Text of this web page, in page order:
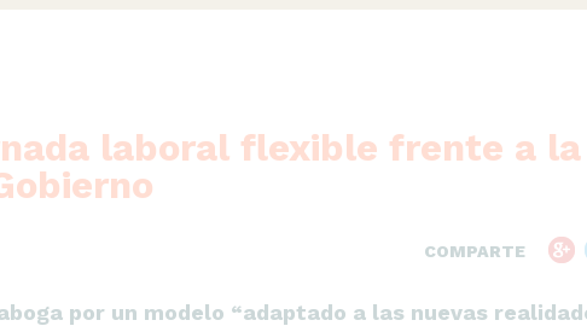
laboral flexible frente a la
COMPARTE
por un modelo “adaptado a las nuevas